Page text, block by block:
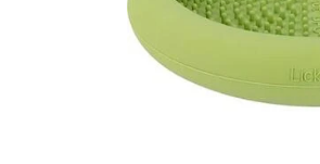
TIL BILEN
FODER